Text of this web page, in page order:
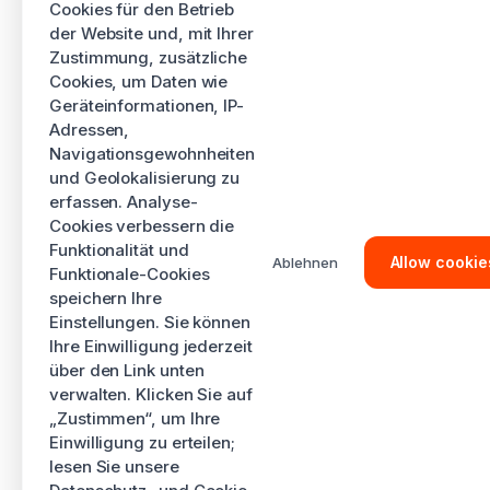
Cookies für den Betrieb
der Website und, mit Ihrer
Zustimmung, zusätzliche
Cookies, um Daten wie
Geräteinformationen, IP-
Adressen,
Navigationsgewohnheiten
und Geolokalisierung zu
erfassen. Analyse-
Cookies verbessern die
Funktionalität und
Funktionale-Cookies
speichern Ihre
Einstellungen. Sie können
Ihre Einwilligung jederzeit
über den Link unten
verwalten. Klicken Sie auf
„Zustimmen“, um Ihre
Einwilligung zu erteilen;
lesen Sie unsere
Ablehnen Allow